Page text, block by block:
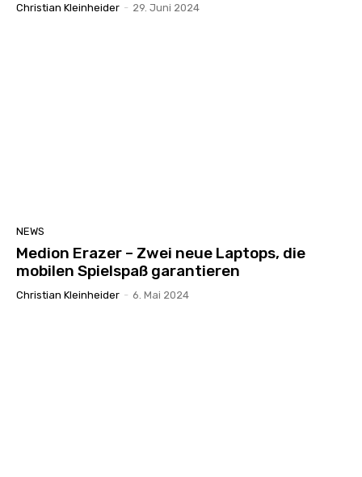
Christian Kleinheider - 29. Juni 2024
NEWS
Medion Erazer – Zwei neue Laptops, die
mobilen Spielspaß garantieren
Christian Kleinheider - 6. Mai 2024